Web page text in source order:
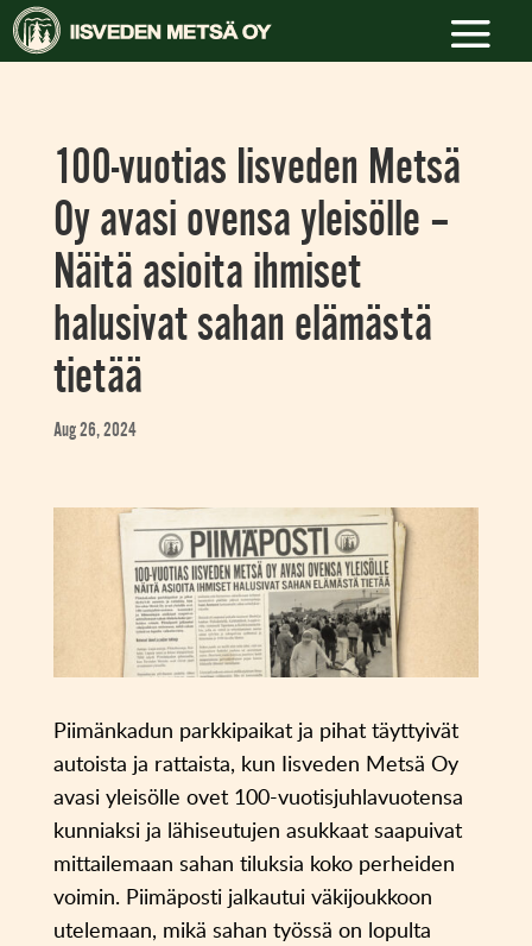
100-vuotias Iisveden Metsä
Oy avasi ovensa yleisölle –
Näitä asioita ihmiset
halusivat sahan elämästä
tietää
Aug 26, 2024
Piimänkadun parkkipaikat ja pihat täyttyivät
autoista ja rattaista, kun Iisveden Metsä Oy
avasi yleisölle ovet 100-vuotisjuhlavuotensa
kunniaksi ja lähiseutujen asukkaat saapuivat
mittailemaan sahan tiluksia koko perheiden
voimin. Piimäposti jalkautui väkijoukkoon
utelemaan, mikä sahan työssä on lopulta